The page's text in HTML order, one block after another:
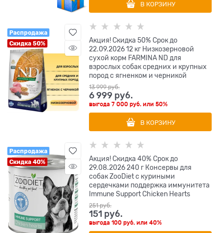
В КОРЗИНУ
Распродажа
Скидка 50%
Акция! Скидка 50% Срок до
22.09.2026 12 кг Низкозерновой
cухой корм FARMINA ND для
взрослых собак средних и крупных
пород с ягненком и черникой
13 999 руб.
6 999 руб.
выгода7 000 руб. или50%
В КОРЗИНУ
Распродажа
Скидка 40%
Акция! Скидка 40% Срок до
29.08.2026 240 г Консервы для
собак ZooDiet с куриными
сердечками поддержка иммунитета
Immune Support Chicken Hearts
251 руб.
151 руб.
выгода100 руб. или40%